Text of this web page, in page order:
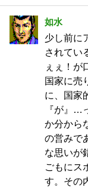
如水
少し前に
されてい
ぇぇ！が
国家に売
に、国家
『が』…
か分から
の営みで
な思いが
ごもにス
す。その